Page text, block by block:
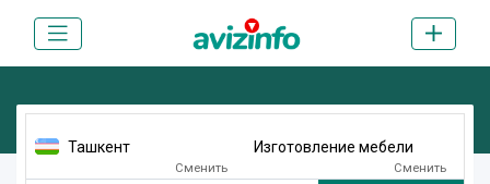
Ташкент
Сменить
Изготовление мебели
Сменить